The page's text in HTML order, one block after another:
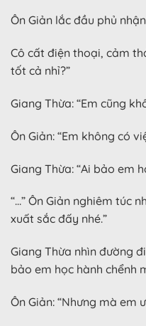
Ôn Giản lắc đầu phủ
Cô cất điện thoại, cảm
tốt cả nhỉ?”
Giang Thừa: “Em cũng
Ôn Giản: “Em không có
Giang Thừa: “Ai bảo em
“…” Ôn Giản nghiêm túc
xuất sắc đấy nhé.”
Giang Thừa nhìn đường
bảo em học hành chểnh
Ôn Giản: “Nhưng mà em